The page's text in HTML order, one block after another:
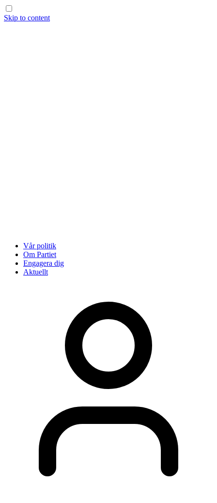
Skip to content
Vår politik
Om Partiet
Engagera dig
Aktuellt